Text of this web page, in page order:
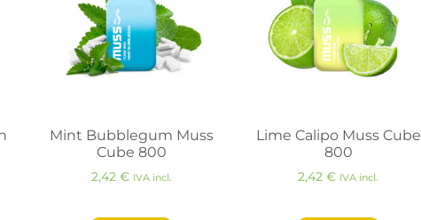
Mint Bubblegum Muss
Cube 800
2,42 € IVA incl.
Lime Calipo Muss Cube
800
2,42€ IVA incl.